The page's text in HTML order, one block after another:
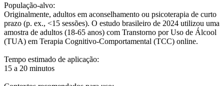
População-alvo:
Originalmente, adultos em aconselhamento ou psicoterapia de curto
prazo (p. ex., <15 sessões). O estudo brasileiro de 2024 utilizou uma
amostra de adultos (18-65 anos) com Transtorno por Uso de Álcool
(TUA) em Terapia Cognitivo-Comportamental (TCC) online.
Tempo estimado de aplicação:
15 a 20 minutos